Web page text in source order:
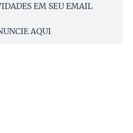
EM SEU EMAIL
AQUI